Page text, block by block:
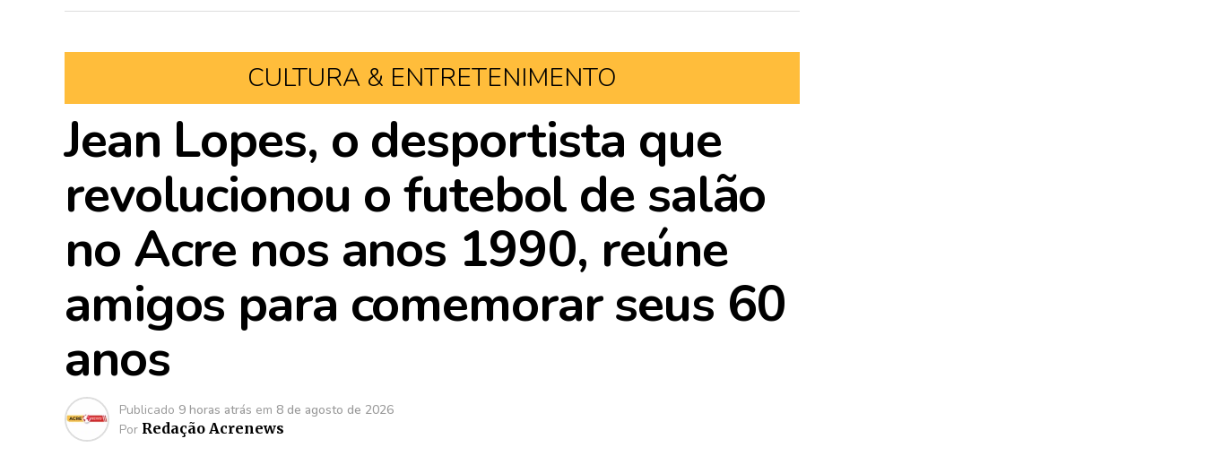
CULTURA & ENTRETENIMENTO
Jean Lopes, o desportista que
revolucionou o futebol de salão
no Acre nos anos 1990, reúne
amigos para comemorar seus 60
anos
Publicado 9 horas atrás em 8 de agosto de 2026
Por Redação Acrenews